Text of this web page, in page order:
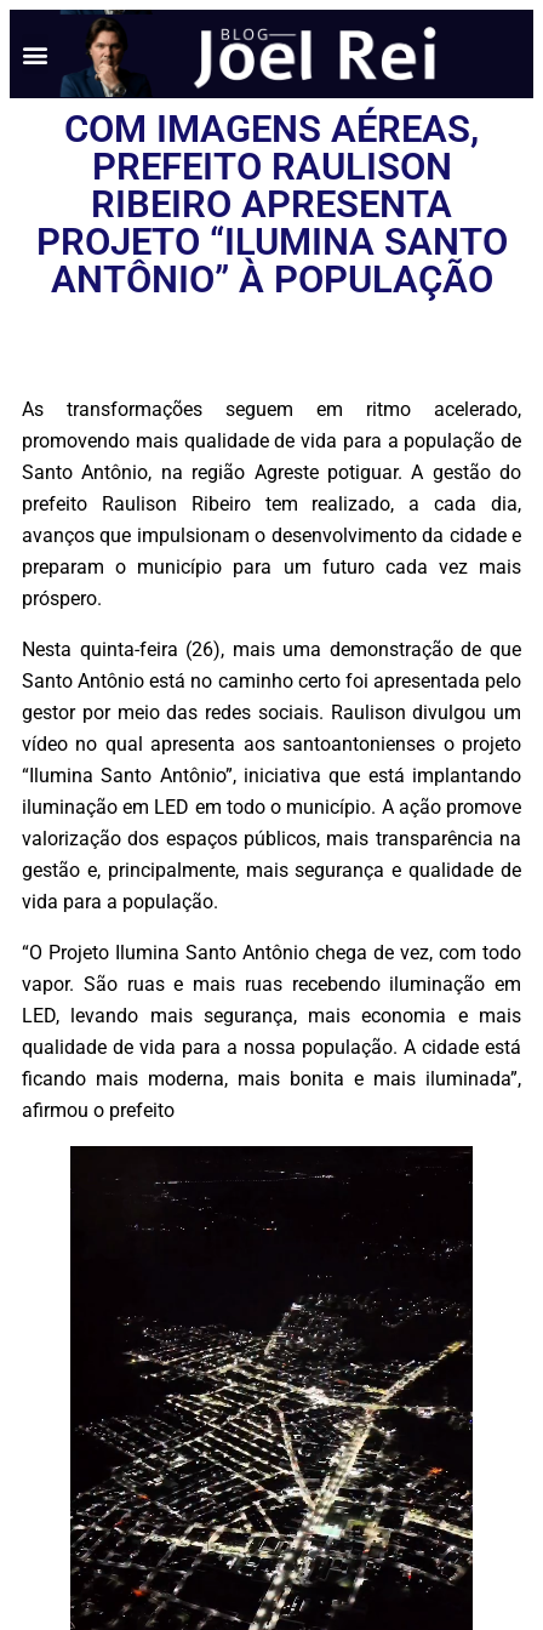
COM IMAGENS AÉREAS,
PREFEITO RAULISON
RIBEIRO APRESENTA
PROJETO “ILUMINA SANTO
ANTÔNIO” À POPULAÇÃO
As transformações seguem em ritmo acelerado,
promovendo mais qualidade de vida para a população de
Santo Antônio, na região Agreste potiguar. A gestão do
prefeito Raulison Ribeiro tem realizado, a cada dia,
avanços que impulsionam o desenvolvimento da cidade e
preparam o município para um futuro cada vez mais
próspero.
Nesta quinta-feira (26), mais uma demonstração de que
Santo Antônio está no caminho certo foi apresentada pelo
gestor por meio das redes sociais. Raulison divulgou um
vídeo no qual apresenta aos santoantonienses o projeto
“Ilumina Santo Antônio”, iniciativa que está implantando
iluminação em LED em todo o município. A ação promove
valorização dos espaços públicos, mais transparência na
gestão e, principalmente, mais segurança e qualidade de
vida para a população.
“O Projeto Ilumina Santo Antônio chega de vez, com todo
vapor. São ruas e mais ruas recebendo iluminação em
LED, levando mais segurança, mais economia e mais
qualidade de vida para a nossa população. A cidade está
ficando mais moderna, mais bonita e mais iluminada”,
afirmou o prefeito